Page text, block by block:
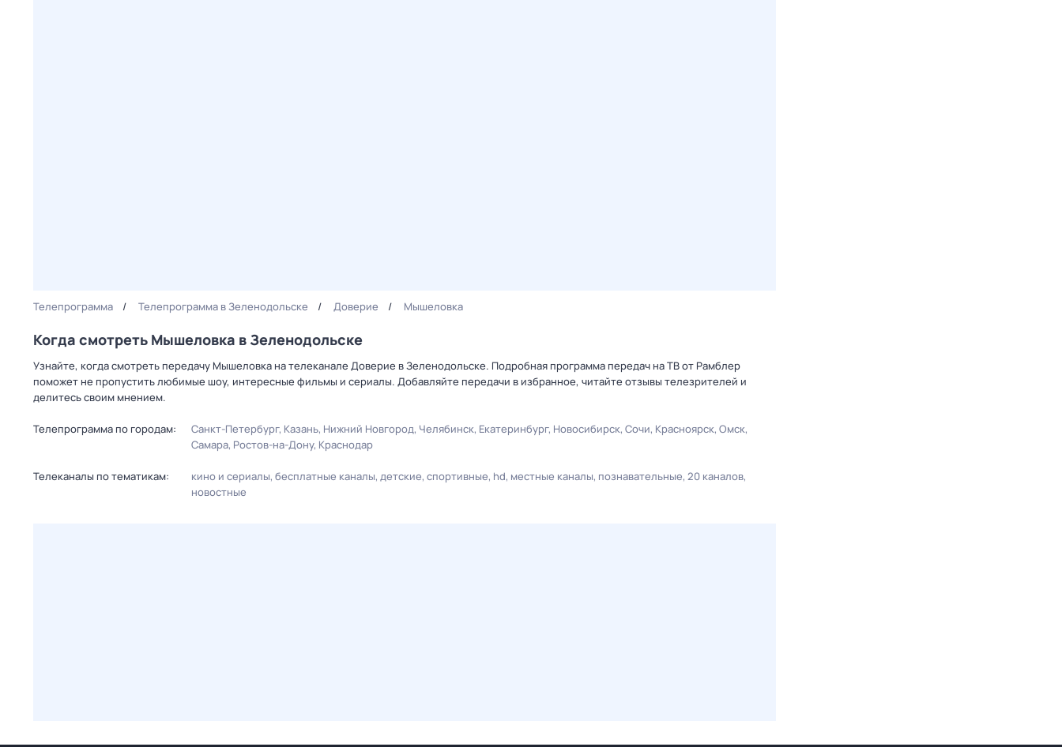
Телепрограмма Телепрограмма в Зеленодольске Доверие Мышеловка
Когда смотреть Мышеловка в Зеленодольске
Узнайте, когда смотреть передачу Мышеловка на телеканале Доверие в Зеленодольске. Подробная программа передач на ТВ от Рамблер
поможет не пропустить любимые шоу, интересные фильмы и сериалы. Добавляйте передачи в избранное, читайте отзывы телезрителей и
делитесь своим мнением.
Телепрограмма по городам: Санкт-Петербург Казань Нижний Новгород Челябинск Екатеринбург Новосибирск Сочи Красноярск Омск
Самара Ростов-на-Дону Краснодар
Телеканалы по тематикам: кино и сериалы бесплатные каналы детские спортивные hd местные каналы познавательные 20 каналов
новостные